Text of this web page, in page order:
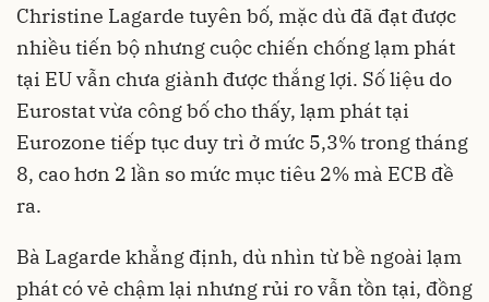
Christine Lagarde tuyên bố, mặc dù đã đạt được
nhiều tiến bộ nhưng cuộc chiến chống lạm phát
tại EU vẫn chưa giành được thắng lợi. Số liệu do
Eurostat vừa công bố cho thấy, lạm phát tại
Eurozone tiếp tục duy trì ở mức 5,3% trong tháng
8, cao hơn 2 lần so mức mục tiêu 2% mà ECB đề
ra.
Bà Lagarde khẳng định, dù nhìn từ bề ngoài lạm
phát có vẻ chậm lại nhưng rủi ro vẫn tồn tại, đồng